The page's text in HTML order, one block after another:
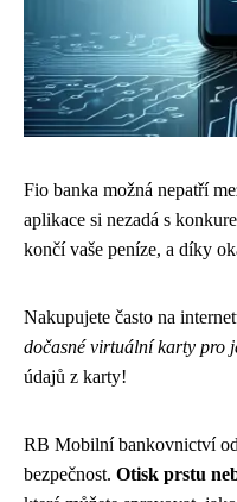
Fio banka možná nepatří
aplikace si nezadá s
končí vaše peníze, a díky
Nakupujete často na
dočasné virtuální karty pro
údajů z karty!
RB Mobilní bankovnictví
bezpečnost. Otisk prstu